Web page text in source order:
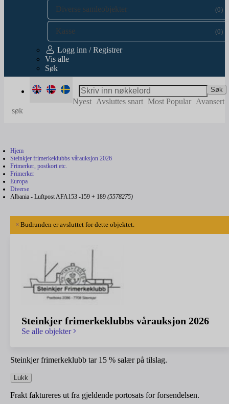
Diverse samleobjekter (0)
Kasse (0)
Logg inn / Registrer
Vis alle
Søk
Søk
Nyest Avsluttes snart Most Popular Avansert
søk
Hjem
Steinkjer frimerkeklubbs vårauksjon 2026
Frimerker, postkort etc.
Frimerker
Europa
Diverse
Albania - Luftpost AFA153 -159 + 189 (5578275)
× Budrunden er avsluttet for dette objektet.
Steinkjer frimerkeklubbs vårauksjon 2026
Se alle objekter
Steinkjer frimerkeklubb tar 15 % salær på tilslag.
Lukk
Frakt faktureres ut fra gjeldende portosats for forsendelsen.